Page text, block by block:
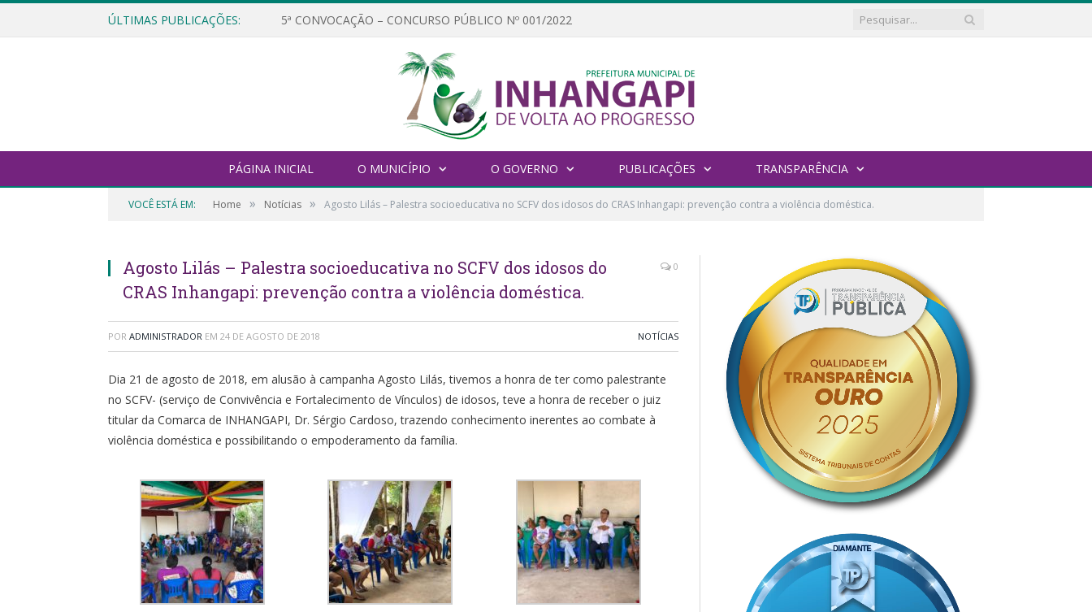
ÚLTIMAS PUBLICAÇÕES: 5ª CONVOCAÇÃO – CONCURSO PÚBLICO Nº 001/2022
PÁGINA INICIAL O MUNICÍPIO O GOVERNO PUBLICAÇÕES TRANSPARÊNCIA
VOCÊ ESTÁ EM: Home » Notícias » Agosto Lilás – Palestra socioeducativa no SCFV dos idosos do CRAS Inhangapi: prevenção contra a violência doméstica.
Agosto Lilás – Palestra socioeducativa no SCFV dos idosos do
CRAS Inhangapi: prevenção contra a violência doméstica.
0
POR ADMINISTRADOR EM 24 DE AGOSTO DE 2018 NOTÍCIAS
Dia 21 de agosto de 2018, em alusão à campanha Agosto Lilás, tivemos a honra de ter como palestrante
no SCFV- (serviço de Convivência e Fortalecimento de Vínculos) de idosos, teve a honra de receber o juiz
titular da Comarca de INHANGAPI, Dr. Sérgio Cardoso, trazendo conhecimento inerentes ao combate à
violência doméstica e possibilitando o empoderamento da família.